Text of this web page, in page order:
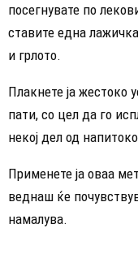
посегнувате по
ставите една
и грлото.
Плакнете ја жестоко
пати, со цел да го
некој дел од
Применете ја оваа
веднаш ќе
намалува.